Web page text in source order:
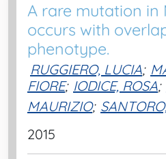
A rare mutation in
occurs with
phenotype.
RUGGIERO, LUCIA;
FIORE; IODICE, ROSA;
MAURIZIO;
2015